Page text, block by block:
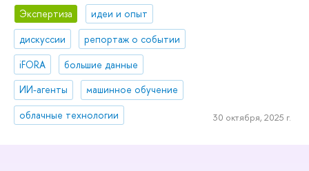
Экспертиза
идеи и опыт
дискуссии
репортаж о событии
iFORA
большие данные
ИИ-агенты
машинное обучение
облачные технологии
30 октября, 2025 г.